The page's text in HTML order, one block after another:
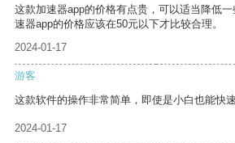
这款加速器app的价格有点贵，可以适当降低
速器app的价格应该在50元以下才比较合理。
2024-01-17
游客
这款软件的操作非常简单，即使是小白也能快速
2024-01-17